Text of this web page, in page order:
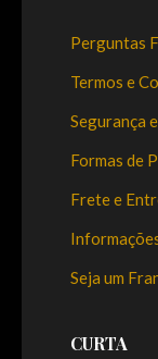
Perguntas
Termos e
Segurança
Formas de
Frete e
Seja um
CURTA